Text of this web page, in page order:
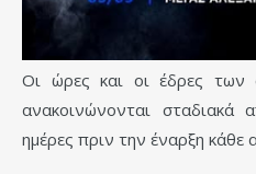
Οι ώρες και οι έδρες των
ανακοινώνονται
ημέρες πριν την έναρξη κάθε